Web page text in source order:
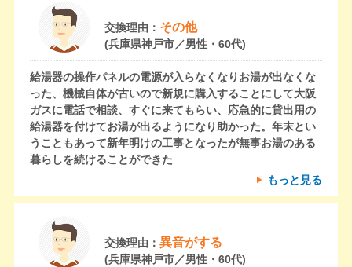
交換理由： その他
(兵庫県神戸市／男性・60代)
給湯器の操作パネルの電源が入らなくなりお湯が出なくな
った、機械自体が古いので新規に購入することにして大阪
ガスに電話で相談、すぐに来てもらい、応急的に貸出用の
給湯器を付けてお湯が出るようになり助かった。年末とい
うこともあって新年明けの工事となったが無事お湯のある
暮らしを続けることができた
もっと見る
交換理由： 異音がする
(兵庫県神戸市／男性・60代)